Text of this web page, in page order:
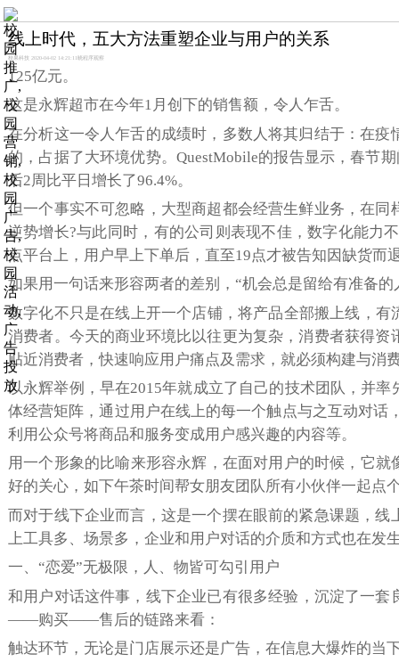
线上时代，五大方法重塑企业与用户的关系
校果科技 2020-04-02 14:21:11 晓程序观察
125亿元。
这是永辉超市在今年1月创下的销售额，令人乍舌。
在分析这一令人乍舌的成绩时，多数人将其归结于：在
的，占据了大环境优势。QuestMobile的报告显示，春节
后2周比平日增长了96.4%。
但一个事实不可忽略，大型商超都会经营生鲜业务，在
逆势增长?与此同时，有的公司则表现不佳，数字化能力
点平台上，用户早上下单后，直至19点才被告知因缺货而
如果用一句话来形容两者的差别，“机会总是留给有准备的
数字化不只是在线上开一个店铺，将产品全部搬上线，
消费者。今天的商业环境比以往更为复杂，消费者获得
贴近消费者，快速响应用户痛点及需求，就必须构建与消
以永辉举例，早在2015年就成立了自己的技术团队，并
体经营矩阵，通过用户在线上的每一个触点与之互动对
利用公众号将商品和服务变成用户感兴趣的内容等。
用一个形象的比喻来形容永辉，在面对用户的时候，它
好的关心，如下午茶时间帮女朋友团队所有小伙伴一起点
而对于线下企业而言，这是一个摆在眼前的紧急课题，
上工具多、场景多，企业和用户对话的介质和方式也在发
一、“恋爱”无极限，人、物皆可勾引用户
和用户对话这件事，线下企业已有很多经验，沉淀了一
——购买——售后的链路来看：
触达环节，无论是门店展示还是广告，在信息大爆炸的当